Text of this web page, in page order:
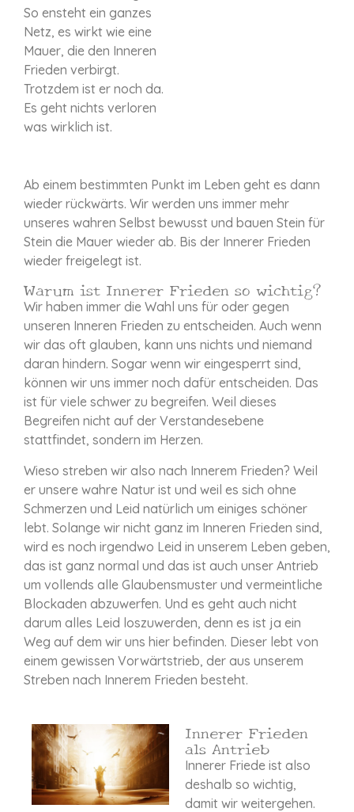
So ensteht ein ganzes
Netz, es wirkt wie eine
Mauer, die den Inneren
Frieden verbirgt.
Trotzdem ist er noch da.
Es geht nichts verloren
was wirklich ist.
Ab einem bestimmten Punkt im Leben geht es dann
wieder rückwärts. Wir werden uns immer mehr
unseres wahren Selbst bewusst und bauen Stein für
Stein die Mauer wieder ab. Bis der Innerer Frieden
wieder freigelegt ist.
Warum ist Innerer Frieden so wichtig?
Wir haben immer die Wahl uns für oder gegen
unseren Inneren Frieden zu entscheiden. Auch wenn
wir das oft glauben, kann uns nichts und niemand
daran hindern. Sogar wenn wir eingesperrt sind,
können wir uns immer noch dafür entscheiden. Das
ist für viele schwer zu begreifen. Weil dieses
Begreifen nicht auf der Verstandesebene
stattfindet, sondern im Herzen.
Wieso streben wir also nach Innerem Frieden? Weil
er unsere wahre Natur ist und weil es sich ohne
Schmerzen und Leid natürlich um einiges schöner
lebt. Solange wir nicht ganz im Inneren Frieden sind,
wird es noch irgendwo Leid in unserem Leben geben,
das ist ganz normal und das ist auch unser Antrieb
um vollends alle Glaubensmuster und vermeintliche
Blockaden abzuwerfen. Und es geht auch nicht
darum alles Leid loszuwerden, denn es ist ja ein
Weg auf dem wir uns hier befinden. Dieser lebt von
einem gewissen Vorwärtstrieb, der aus unserem
Streben nach Innerem Frieden besteht.
Innerer Frieden
als Antrieb
Innerer Friede ist also
deshalb so wichtig,
damit wir weitergehen.